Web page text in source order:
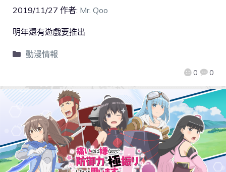
2019/11/27 作者: Mr. Qoo
0 0
明年還有遊戲要推出
動漫情報